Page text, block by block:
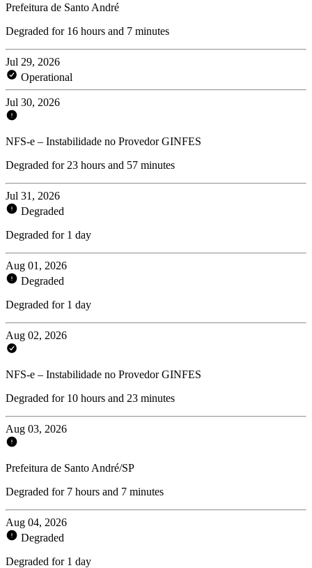
Prefeitura de Santo André
Degraded for 16 hours and 7 minutes
Jul 29, 2026
Operational
Jul 30, 2026
NFS-e – Instabilidade no Provedor GINFES
Degraded for 23 hours and 57 minutes
Jul 31, 2026
Degraded
Degraded for 1 day
Aug 01, 2026
Degraded
Degraded for 1 day
Aug 02, 2026
NFS-e – Instabilidade no Provedor GINFES
Degraded for 10 hours and 23 minutes
Aug 03, 2026
Prefeitura de Santo André/SP
Degraded for 7 hours and 7 minutes
Aug 04, 2026
Degraded
Degraded for 1 day